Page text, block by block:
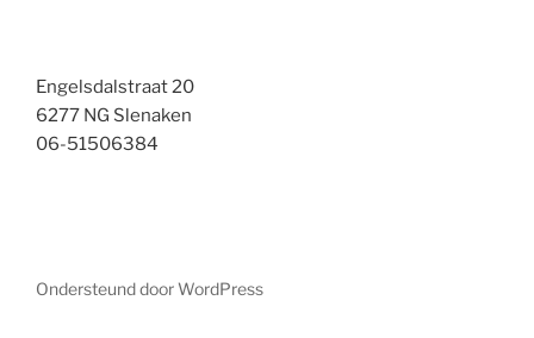
Engelsdalstraat 20
6277 NG Slenaken
06-51506384
Ondersteund door WordPress